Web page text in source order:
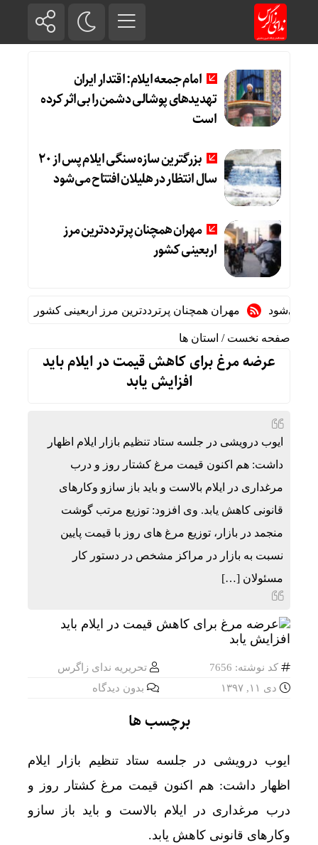
امام جمعه ایلام: اقتدار ایران
تهدیدهای پوشالی دشمن را بی‌اثر کرده
است
بزرگترین سازه سنگی ایلام پس از ۲۰
سال انتظار در هلیلان افتتاح می‌شود
مهران همچنان پرترددترین مرز
اربعینی کشور
مهران همچنان پرترددترین مرز اربعینی کشور
صفحه نخست / استان ها
عرضه مرغ برای کاهش قیمت در ایلام باید
افزایش یابد
ایوب درویشی در جلسه ستاد تنظیم بازار ایلام اظهار
داشت: هم اکنون قیمت مرغ کشتار روز و درب
مرغداری در ایلام بالاست و باید باز سازو وکارهای
قانونی کاهش یابد. وی افزود: توزیع مرتب گوشت
منجمد در بازار، توزیع مرغ های روز با قیمت پایین
نسبت به بازار در مراکز مشخص در دستور کار
مسئولان […]
کد نوشته: 7656
تحریریه ندای زاگرس
دی ۱۱, ۱۳۹۷
بدون دیدگاه
برچسب ها
ایوب درویشی در جلسه ستاد تنظیم بازار ایلام
اظهار داشت: هم اکنون قیمت مرغ کشتار روز و
درب مرغداری در ایلام بالاست و باید باز سازو
وکارهای قانونی کاهش یابد.